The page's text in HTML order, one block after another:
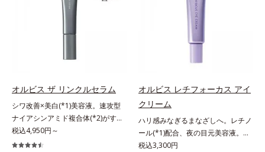
オルビス ザ リンクルセラム
シワ改善×美白(*1)美容液。速攻型
ナイアシンアミド複合体(*2)がすば
やく浸透(*3)。ピンと、パッと。大
人の肌にハリ感を。シワ改善×美白
税込4,950円～
オルビス レチフォーカス アイ
クリーム
ハリ感みなぎるまなざしへ。レチノ
ール(*1)配合、夜の目元美容液。オ
ルビスの目元技術を結集し、ハリ感
税込3,300円